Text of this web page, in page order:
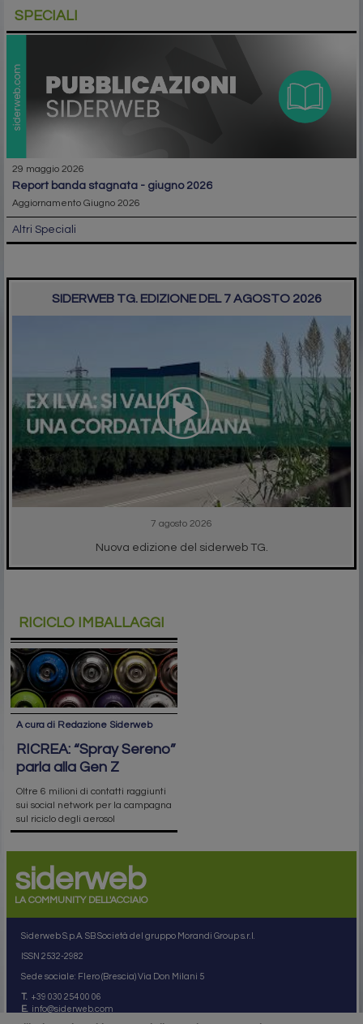
SPECIALI
29 maggio 2026
report banda stagnata - giugno 2026
Aggiornamento Giugno 2026
Altri Speciali
SIDERWEB TG. EDIZIONE DEL 7 AGOSTO 2026
7 agosto 2026
Nuova edizione del siderweb TG.
RICICLO IMBALLAGGI
A cura di Redazione Siderweb
RICREA: “Spray Sereno”
parla alla Gen Z
Oltre 6 milioni di contatti raggiunti
sui social network per la campagna
sul riciclo degli aerosol
siderweb
LA COMMUNITY DELL'ACCIAIO
Siderweb S.p.A. SB Società del gruppo Morandi Group s.r.l.
ISSN 2532-2982
Sede sociale: Flero (Brescia) Via Don Milani 5
T. +39 030 254 00 06
E.
info@siderweb.com